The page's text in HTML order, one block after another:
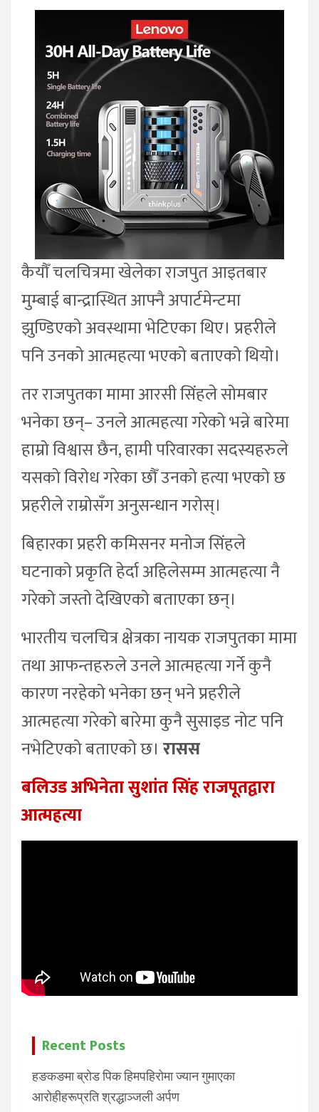
कैयौँ चलचित्रमा खेलेका राजपुत आइतबार
मुम्बाई बान्द्रास्थित आफ्नै अपार्टमेन्टमा
झुण्डिएको अवस्थामा भेटिएका थिए। प्रहरीले
पनि उनको आत्महत्या भएको बताएको थियो।
तर राजपुतका मामा आरसी सिंहले सोमबार
भनेका छन्– उनले आत्महत्या गरेको भन्ने बारेमा
हाम्रो विश्वास छैन, हामी परिवारका सदस्यहरुले
यसको विरोध गरेका छौँ उनको हत्या भएको छ
प्रहरीले राम्रोसँग अनुसन्धान गरोस्।
बिहारका प्रहरी कमिसनर मनोज सिंहले
घटनाको प्रकृति हेर्दा अहिलेसम्म आत्महत्या नै
गरेको जस्तो देखिएको बताएका छन्।
भारतीय चलचित्र क्षेत्रका नायक राजपुतका मामा
तथा आफन्तहरुले उनले आत्महत्या गर्ने कुनै
कारण नरहेको भनेका छन् भने प्रहरीले
आत्महत्या गरेको बारेमा कुनै सुसाइड नोट पनि
नभेटिएको बताएको छ। रासस
बलिउड अभिनेता सुशांत सिंह राजपूतद्वारा
आत्महत्या
Recent Posts
हङकङमा ब्रोड पिक हिमपहिरोमा ज्यान गुमाएका
आरोहीहरूप्रति श्रद्धाञ्जली अर्पण